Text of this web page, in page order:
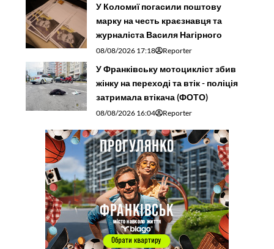
У Коломиї погасили поштову
марку на честь краєзнавця та
журналіста Василя Нагірного
08/08/2026 17:18 Reporter
У Франківську мотоцикліст збив
жінку на переході та втік - поліція
затримала втікача (ФОТО)
08/08/2026 16:04 Reporter